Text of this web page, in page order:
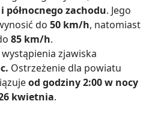
północnego zachodu. Jego
do 50 km/h, natomiast
85 km/h.
zjawiska
Ostrzeżenie dla powiatu
od godziny 2:00 w nocy
kwietnia.